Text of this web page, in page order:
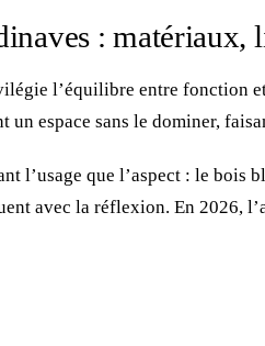
: matériaux,
l’équilibre entre fonction
un espace sans le dominer,
l’usage que l’aspect : le bois
avec la réflexion. En 2026,